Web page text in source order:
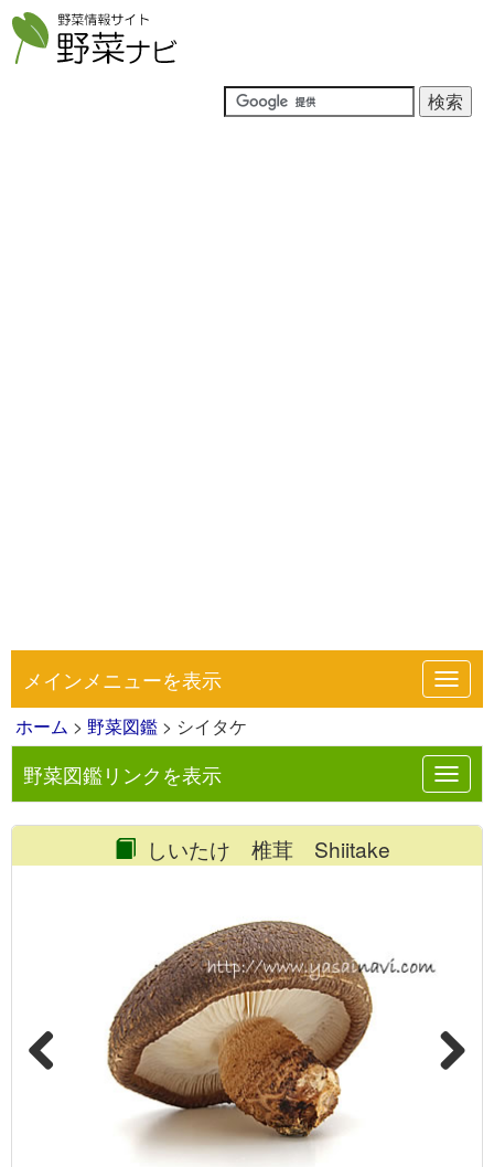
メインメニューを表示
ホーム > 野菜図鑑 > シイタケ
野菜図鑑リンクを表示
しいたけ 椎茸 Shiitake